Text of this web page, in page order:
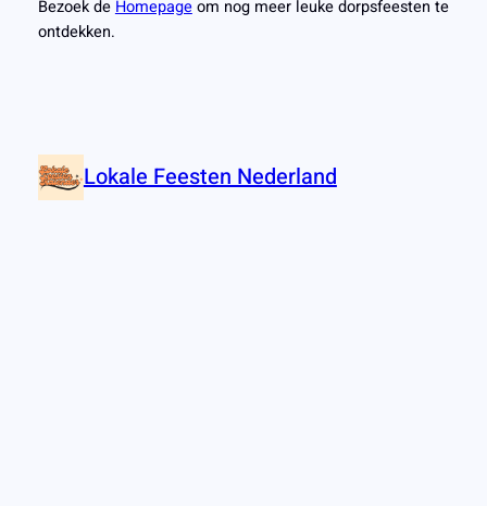
Bezoek de Homepageom nog meer leuke dorpsfeesten te
ontdekken.
Lokale Feesten Nederland